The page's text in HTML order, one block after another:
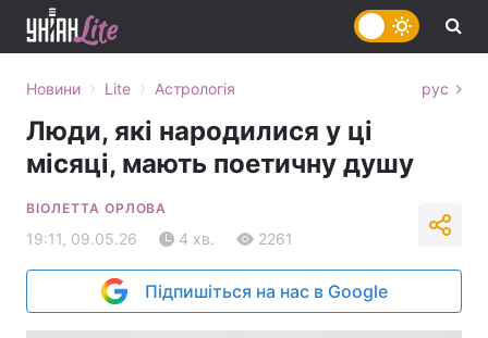
Новини › Lite › Астрологія рус
Люди, які народилися у ці
місяці, мають поетичну душу
ВІОЛЕТТА ОРЛОВА
19:11, 09.05.26 4 хв. 2261
Підпишіться на нас в Google